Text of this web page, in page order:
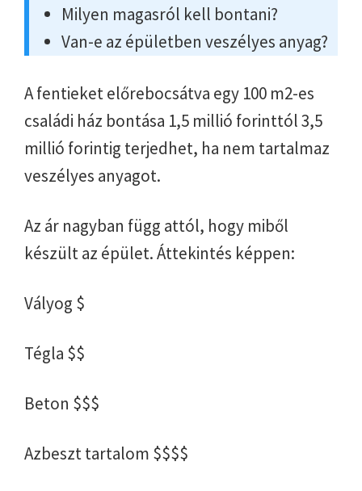
Milyen magasról kell bontani?
Van-e az épületben veszélyes anyag?
A fentieket előrebocsátva egy 100 m2-es
családi ház bontása 1,5 millió forinttól 3,5
millió forintig terjedhet, ha nem tartalmaz
veszélyes anyagot.
Az ár nagyban függ attól, hogy miből
készült az épület. Áttekintés képpen:
Vályog $
Tégla $$
Beton $$$
Azbeszt tartalom $$$$